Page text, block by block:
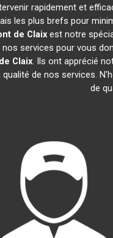
rapidement et
les plus brefs pour
de Claix est notre
services pour vous
Claix. Ils ont apprécié
de nos services.
de